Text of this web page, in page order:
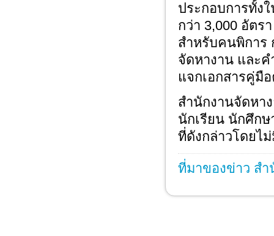
ประกอบการทั้ง
กว่า 3,000 อัตร
สำหรับคนพิการ
จัดหางาน และค
แจกเอกสารคู่มื
สำนักงานจัดหา
นักเรียน นักศึกษ
ที่ดังกล่าวโดยไ
ที่มาของข่าว ส